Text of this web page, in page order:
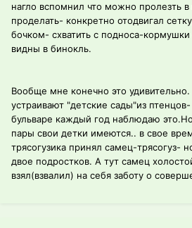
нагло вспомнил что можно пролезть
проделать- конкретно отодвигал
бочком- схватить с подноса-
видны в бинокль.
Вообще мне конечно это
устраивают "детские сады"из
бульваре каждый год наблюдаю
пары свои детки имеются.. в свое
трясогузика принял самец-трясогуз-
двое подростков. А тут самец
взял(взвалил) на себя заботу о